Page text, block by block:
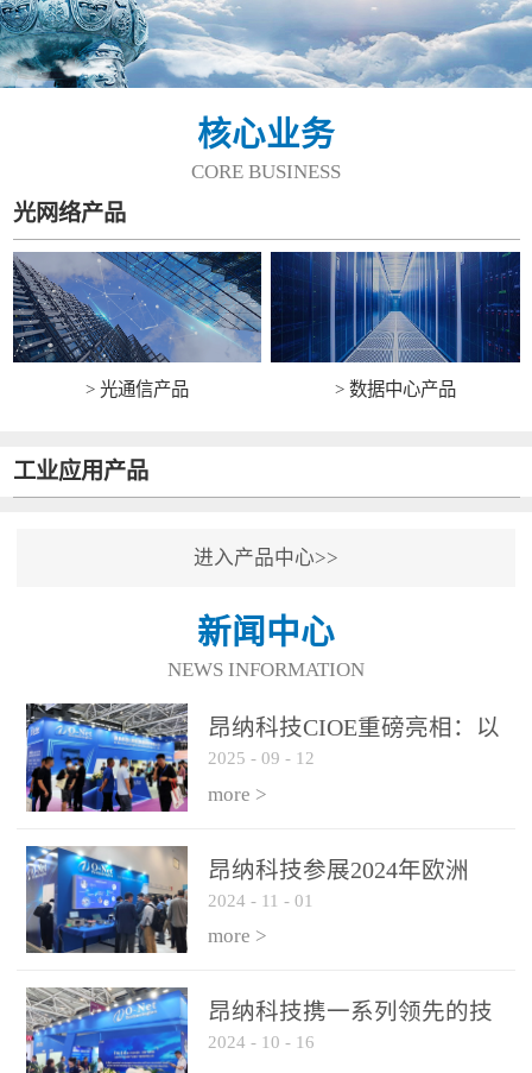
核心业务
CORE BUSINESS
光网络产品
> 光通信产品 > 数据中心产品
工业应用产品
进入产品中心>>
新闻中心
NEWS INFORMATION
昂纳科技CIOE重磅亮相：以
光通信创新引擎，驱动AI与
算力互联新时代
2025 - 09 - 12
more >
昂纳科技参展2024年欧洲
ECOC展会
2024 - 11 - 01
more >
昂纳科技携一系列领先的技
术平台和优秀产品参展2024
2024 - 10 - 16